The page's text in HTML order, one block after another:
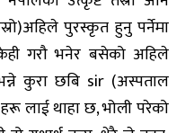
पुरस्कृत हुनु पर्नेमा
गरौ भनेर बसेको अहिले
कुरा छबि sir (अस्पताल
लाई थाहा छ, भोली परेको